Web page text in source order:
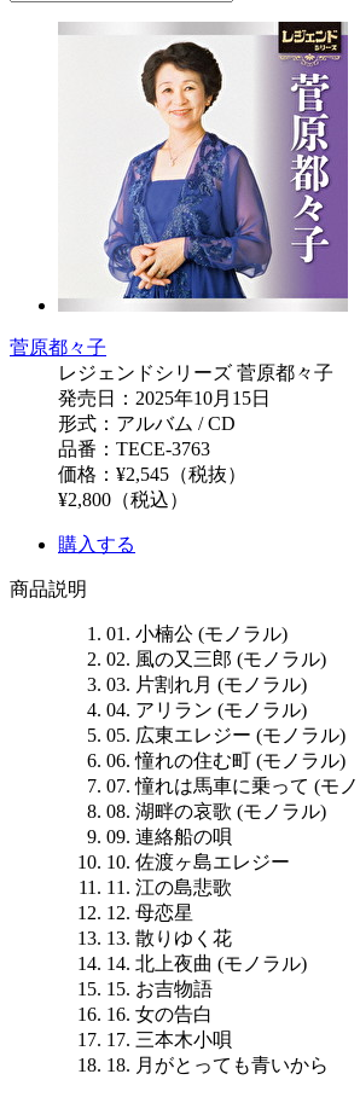
菅原都々子
レジェンドシリーズ 菅原都々子
発売日：2025年10月15日
形式：アルバム / CD
品番：TECE-3763
価格：¥2,545（税抜）
¥2,800（税込）
購入する
商品説明
01. 小楠公 (モノラル)
02. 風の又三郎 (モノラル)
03. 片割れ月 (モノラル)
04. アリラン (モノラル)
05. 広東エレジー (モノラル)
06. 憧れの住む町 (モノラル)
07. 憧れは馬車に乗って (モ
08. 湖畔の哀歌 (モノラル)
09. 連絡船の唄
10. 佐渡ヶ島エレジー
11. 江の島悲歌
12. 母恋星
13. 散りゆく花
14. 北上夜曲 (モノラル)
15. お吉物語
16. 女の告白
17. 三本木小唄
18. 月がとっても青いから